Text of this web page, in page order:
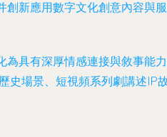
新應用數字文化創意內容與服
具有深厚情感連接與敘事能
場景、短視頻系列劇講述IP